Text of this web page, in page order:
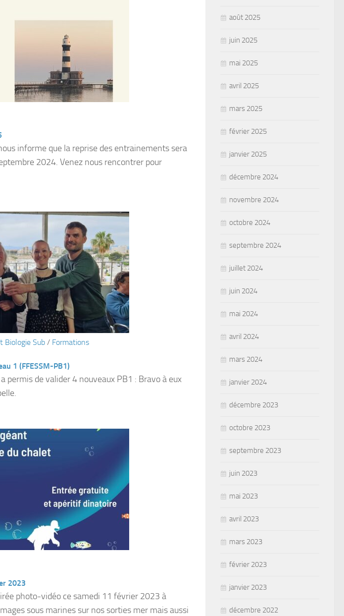
informe que la reprise des entrainements sera
2024. Venez nous rencontrer pour
Biologie Sub / Formations
1 (FFESSM-PB1)
permis de valider 4 nouveaux PB1 : Bravo à eux
2023
photo-vidéo ce samedi 11 février 2023 à
sous marines sur nos sorties mer mais aussi
août 2025
juin 2025
mai 2025
avril 2025
mars 2025
février 2025
janvier 2025
décembre 2024
novembre 2024
octobre 2024
septembre 2024
juillet 2024
juin 2024
mai 2024
avril 2024
mars 2024
janvier 2024
décembre 2023
octobre 2023
septembre 2023
juin 2023
mai 2023
avril 2023
mars 2023
février 2023
janvier 2023
décembre 2022